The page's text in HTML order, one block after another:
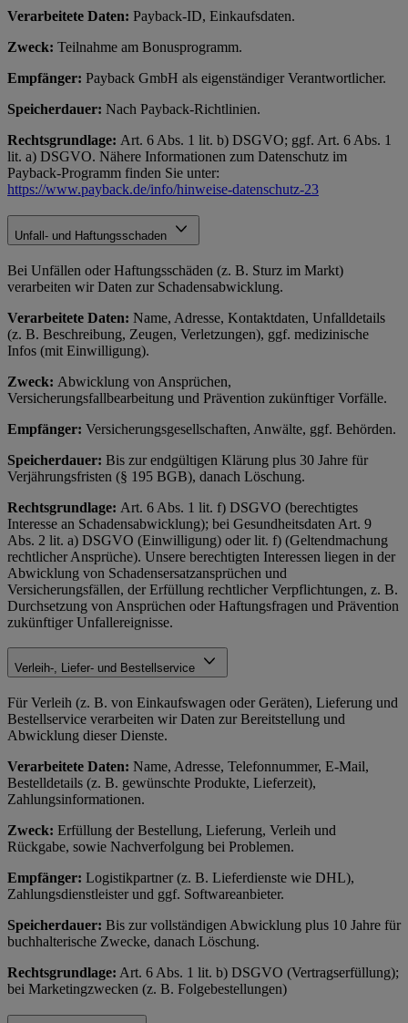
Verarbeitete Daten: Payback-ID, Einkaufsdaten.
Zweck: Teilnahme am Bonusprogramm.
Empfänger: Payback GmbH als eigenständiger Verantwortlicher.
Speicherdauer: Nach Payback-Richtlinien.
Rechtsgrundlage: Art. 6 Abs. 1 lit. b) DSGVO; ggf. Art. 6 Abs. 1
lit. a) DSGVO. Nähere Informationen zum Datenschutz im
Payback-Programm finden Sie unter:
https://www.payback.de/info/hinweise-datenschutz-23
Unfall- und Haftungsschaden
Bei Unfällen oder Haftungsschäden (z. B. Sturz im Markt)
verarbeiten wir Daten zur Schadensabwicklung.
Verarbeitete Daten: Name, Adresse, Kontaktdaten, Unfalldetails
(z. B. Beschreibung, Zeugen, Verletzungen), ggf. medizinische
Infos (mit Einwilligung).
Zweck: Abwicklung von Ansprüchen,
Versicherungsfallbearbeitung und Prävention zukünftiger Vorfälle.
Empfänger: Versicherungsgesellschaften, Anwälte, ggf. Behörden.
Speicherdauer: Bis zur endgültigen Klärung plus 30 Jahre für
Verjährungsfristen (§ 195 BGB), danach Löschung.
Rechtsgrundlage: Art. 6 Abs. 1 lit. f) DSGVO (berechtigtes
Interesse an Schadensabwicklung); bei Gesundheitsdaten Art. 9
Abs. 2 lit. a) DSGVO (Einwilligung) oder lit. f) (Geltendmachung
rechtlicher Ansprüche). Unsere berechtigten Interessen liegen in der
Abwicklung von Schadensersatzansprüchen und
Versicherungsfällen, der Erfüllung rechtlicher Verpflichtungen, z. B.
Durchsetzung von Ansprüchen oder Haftungsfragen und Prävention
zukünftiger Unfallereignisse.
Verleih-, Liefer- und Bestellservice
Für Verleih (z. B. von Einkaufswagen oder Geräten), Lieferung und
Bestellservice verarbeiten wir Daten zur Bereitstellung und
Abwicklung dieser Dienste.
Verarbeitete Daten: Name, Adresse, Telefonnummer, E-Mail,
Bestelldetails (z. B. gewünschte Produkte, Lieferzeit),
Zahlungsinformationen.
Zweck: Erfüllung der Bestellung, Lieferung, Verleih und
Rückgabe, sowie Nachverfolgung bei Problemen.
Empfänger: Logistikpartner (z. B. Lieferdienste wie DHL),
Zahlungsdienstleister und ggf. Softwareanbieter.
Speicherdauer: Bis zur vollständigen Abwicklung plus 10 Jahre für
buchhalterische Zwecke, danach Löschung.
Rechtsgrundlage: Art. 6 Abs. 1 lit. b) DSGVO (Vertragserfüllung);
bei Marketingzwecken (z. B. Folgebestellungen)